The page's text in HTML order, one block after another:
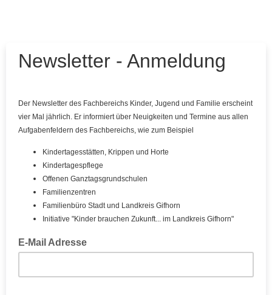
Newsletter - Anmeldung
Der Newsletter des Fachbereichs Kinder, Jugend und Familie erscheint
vier Mal jährlich. Er informiert über Neuigkeiten und Termine aus allen
Aufgabenfeldern des Fachbereichs, wie zum Beispiel
Kindertagesstätten, Krippen und Horte
Kindertagespflege
Offenen Ganztagsgrundschulen
Familienzentren
Familienbüro Stadt und Landkreis Gifhorn
Initiative "Kinder brauchen Zukunft... im Landkreis Gifhorn"
E-Mail Adresse